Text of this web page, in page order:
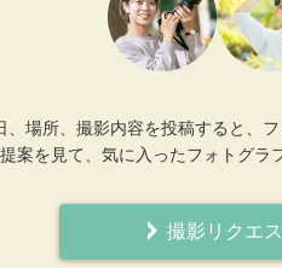
、場所、撮影内容を投稿すると、
提案を見て、気に入ったフォトグラ
撮影リクエ